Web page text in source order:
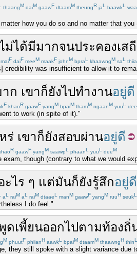
thaangM daiM gaawF dtaamM theungR jaL baawkL waa
how you do so and no matter that
ม่ได้มีมากจนประคองเส
maiF daiF meeM maakF johnM bpraL khaawngM saL
credibility was insufficient to allow it to
ก เขาก็ยังไปทำงานอยู่ดี
F khaoR gaawF yangM bpaiM thamM ngaanM yuuL dee
to work (in spite of it)."
ร่ เขาก็ยังสอบผ่านอยู่ดี
R gaawF yangM saawpL phaanL yuuL deeM
though (contrary to what we would
ะไร ๆ แต่มันก็ยังรู้สึกอยู่ดี
aL raiM aL raiM dtaaeL manM gaawF yangM ruuH seukL
I do feel."
ดเพี้ยนออกไปตามท้องถิ่
M phuutF phiianH aawkL bpaiM dtaamM thaawngH thinL
they still spoke with a slight variance due